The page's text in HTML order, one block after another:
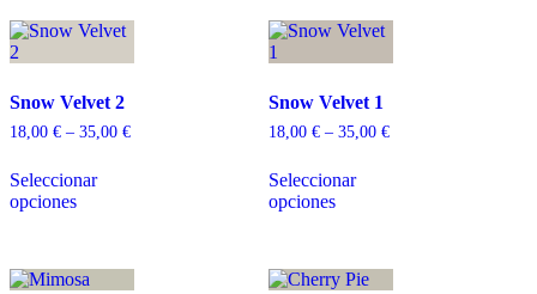
Snow Velvet 2
18,00 € – 35,00 €
Seleccionar
opciones
Snow Velvet 1
18,00 € – 35,00 €
Seleccionar
opciones